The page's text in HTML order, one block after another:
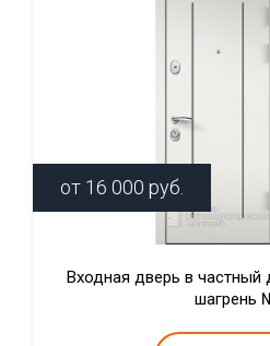
от 16 000 руб.
Входная дверь в частный
шагрень